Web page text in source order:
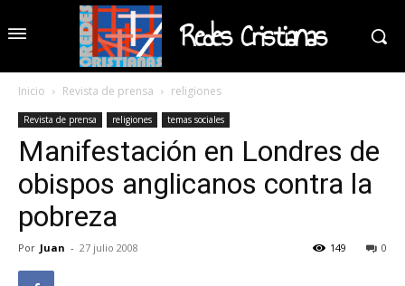
Redes Cristianas
Inicio Revista de prensa religiones
Revista de prensa religiones temas sociales
Manifestación en Londres de
obispos anglicanos contra la
pobreza
Por Juan - 27 julio 2008 0
149